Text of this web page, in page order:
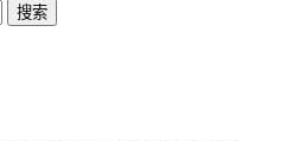
搜索